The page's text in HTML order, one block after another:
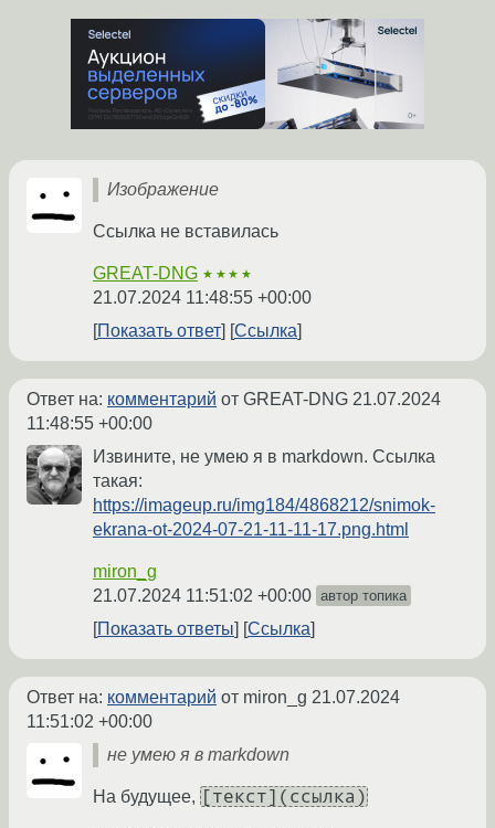
Изображение
Ссылка не вставилась
GREAT-DNG ★★★★
21.07.2024 11:48:55 +00:00
Показать ответ
Ссылка
Ответ на: комментарий от GREAT-DNG 21.07.2024
11:48:55 +00:00
Извините, не умею я в markdown. Ссылка
такая:
https://imageup.ru/img184/4868212/snimok-
ekrana-ot-2024-07-21-11-11-17.png.html
miron_g
21.07.2024 11:51:02 +00:00 автор топика
Показать ответы Ссылка
Ответ на: комментарий от miron_g 21.07.2024
11:51:02 +00:00
не умею я в markdown
На будущее, [текст](ссылка)